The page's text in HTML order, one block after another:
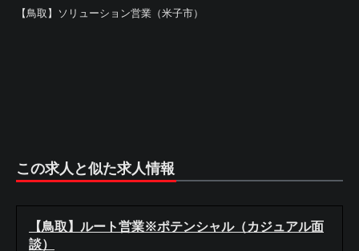
【鳥取】ソリューション営業（米子市）
この求人と似た求人情報
【鳥取】ルート営業※ポテンシャル（カジュアル面
談）